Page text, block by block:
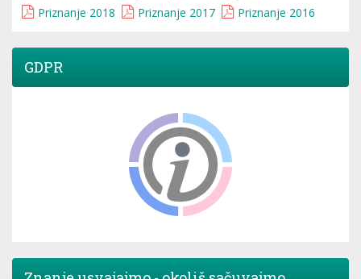
Priznanje 2018
Priznanje 2017 Priznanje 2016
GDPR